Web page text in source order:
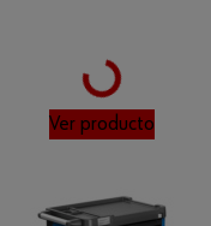
Loading...
Ver producto